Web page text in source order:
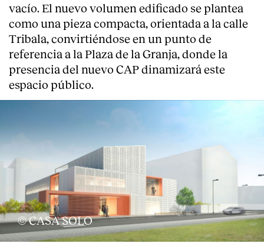
About
vacío. El nuevo volumen edificado se plantea
como una pieza compacta, orientada a la calle
Tribala, convirtiéndose en un punto de
referencia a la Plaza de la Granja, donde la
presencia del nuevo CAP dinamizará este
espacio público.
© CASA SOLO